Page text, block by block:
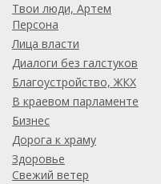
Твои люди, Артем
Персона
Лица власти
Диалоги без галстуков
Благоустройство, ЖКХ
В краевом парламенте
Бизнес
Дорога к храму
Здоровье
Свежий ветер